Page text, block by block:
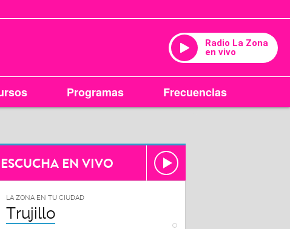
Radio La Zona
en vivo
Programas Frecuencias
ESCUCHA EN VIVO
LA ZONA EN TU CIUDAD
Trujillo